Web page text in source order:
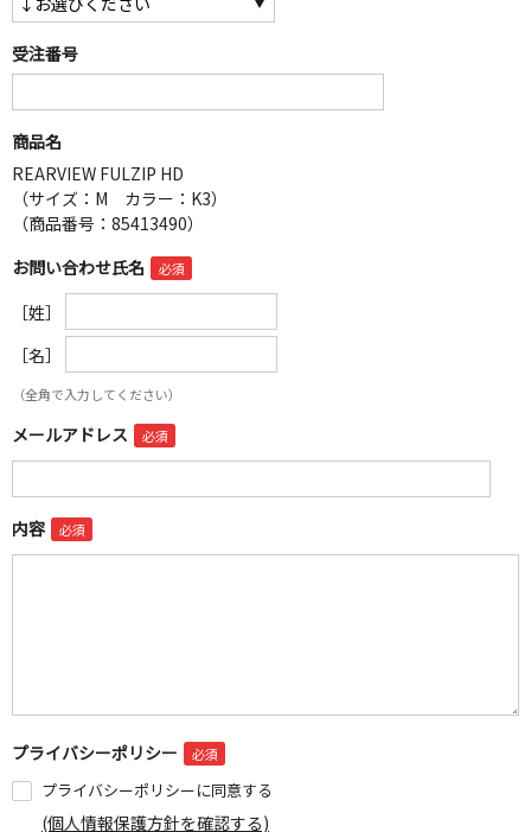
受注番号
商品名
REARVIEW FULZIP HD
（サイズ：M カラー：K3）
（商品番号：85413490）
お問い合わせ氏名
［姓］
［名］
（全角で入力してください）
メールアドレス
内容
プライバシーポリシー
プライバシーポリシーに同意する
(個人情報保護方針を確認する)